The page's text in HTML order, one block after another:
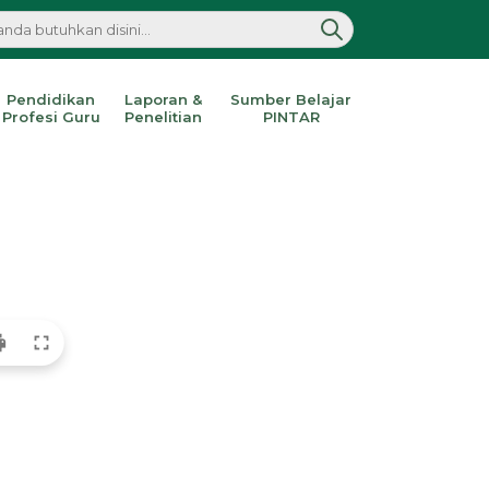
Pendidikan
Profesi Guru
Laporan &
Penelitian
Sumber Belajar
PINTAR
fullscreen